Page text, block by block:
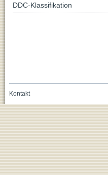
DDC-Klassifikation
Kontakt